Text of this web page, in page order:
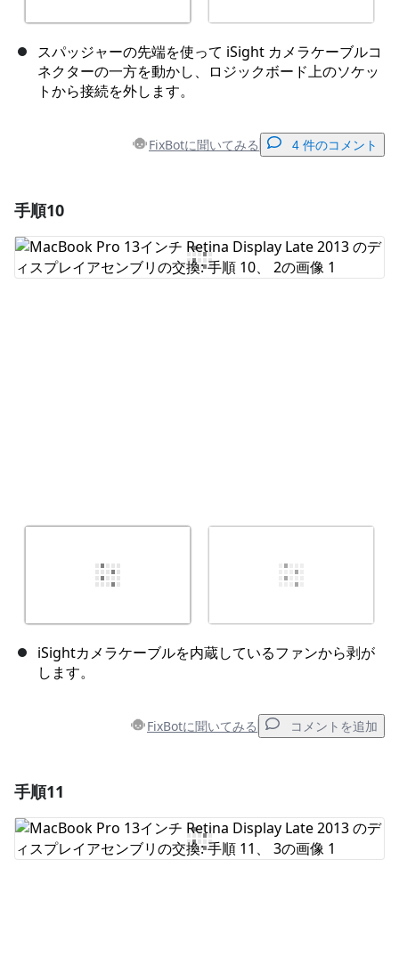
スパッジャーの先端を使って iSight カメラケーブルコ
ネクターの一方を動かし、ロジックボード上のソケッ
トから接続を外します。
FixBotに聞いてみる 4 件のコメント
コメントを追加
手順10
iSightカメラケーブルを内蔵しているファンから剥が
します。
FixBotに聞いてみる コメントを追加
コメントを追加
手順11